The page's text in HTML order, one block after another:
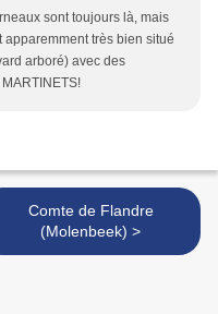
sont toujours là, mais
très bien situé
arboré) avec des
Comte de Flandre
(Molenbeek) >